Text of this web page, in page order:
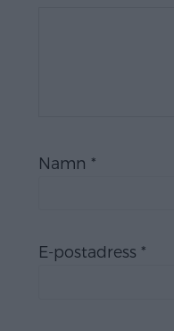
Namn *
E-postadress *